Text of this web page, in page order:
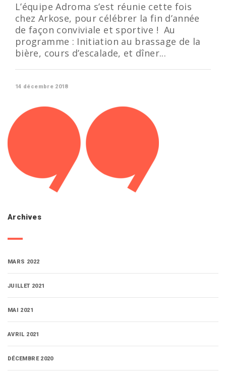
L’équipe Adroma s’est réunie cette fois
chez Arkose, pour célébrer la fin d’année
de façon conviviale et sportive ! Au
programme : Initiation au brassage de la
bière, cours d’escalade, et dîner...
14 décembre 2018
Archives
MARS 2022
JUILLET 2021
MAI 2021
AVRIL 2021
DÉCEMBRE 2020